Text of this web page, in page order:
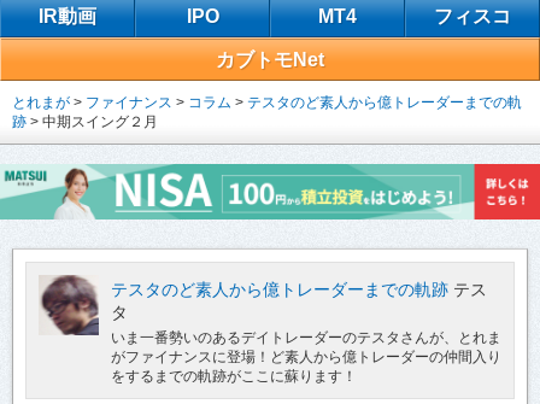
IR動画 IPO MT4 フィスコ
カブトモNet
とれまが > ファイナンス > コラム > テスタのど素人から億トレーダーまでの軌
跡 > 中期スイング２月
テスタのど素人から億トレーダーまでの軌跡 テス
タ
いま一番勢いのあるデイトレーダーのテスタさんが、とれま
がファイナンスに登場！ど素人から億トレーダーの仲間入り
をするまでの軌跡がここに蘇ります！